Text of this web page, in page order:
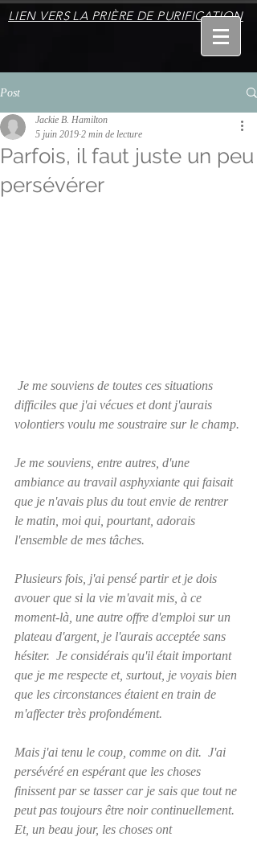
LIEN VERS LA PRIÈRE DE PURIFICATION
Post
Parfois, il faut juste un peu
persévérer
Jackie B. Hamilton
5 juin 2019 2 min de lecture
difficiles que j'ai vécues et dont j'aurais
volontiers voulu me soustraire sur le champ.
Je me souviens, entre autres, d'une
ambiance au travail asphyxiante qui faisait
que je n'avais plus du tout envie de rentrer
le matin, moi qui, pourtant, adorais
l'ensemble de mes tâches.
Plusieurs fois, j'ai pensé partir et je dois
avouer que si la vie m'avait mis, à ce
moment-là, une autre offre d'emploi sur un
plateau d'argent, je l'aurais acceptée sans
hésiter.  Je considérais qu'il était important
que je me respecte et, surtout, je voyais bien
que les circonstances étaient en train de
m'affecter très profondément.
Mais j'ai tenu le coup, comme on dit.  J'ai
persévéré en espérant que les choses
finissent par se tasser car je sais que tout ne
peut pas toujours être noir continuellement.
Et, un beau jour, les choses ont